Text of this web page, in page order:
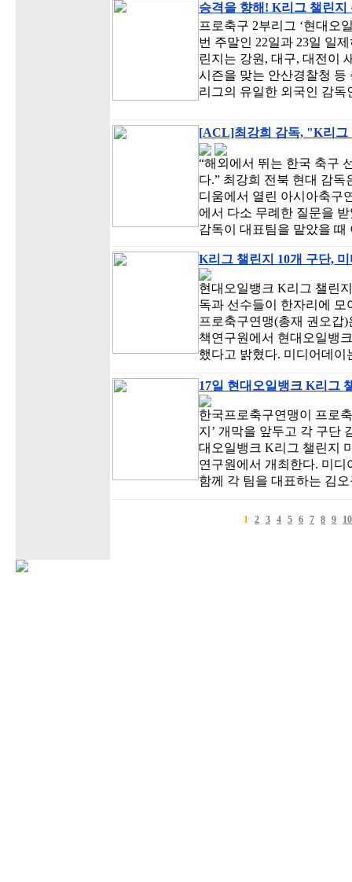
승격을 향해! K리그 챌린
프로축구 2부리그 ‘현대오
번 주말인 22일과 23일 일
린지는 강원, 대구, 대전이
시즌을 맞는 안산경찰청 등
리그의 유일한 외국인 감
[ACL]최강희 감독, "K리그
“해외에서 뛰는 한국 축구
다.” 최강희 전북 현대 감
디움에서 열린 아시아축구
에서 다소 무례한 질문을
감독이 대표팀을 맡았을
K리그 챌린지 10개 구단,
현대오일뱅크 K리그 챌린
독과 선수들이 한자리에
프로축구연맹(총재 권오갑
책연구원에서 현대오일뱅
했다고 밝혔다. 미디어데
17일 현대오일뱅크 K리그
한국프로축구연맹이 프로
지’ 개막을 앞두고 각 구단
대오일뱅크 K리그 챌린지
연구원에서 개최한다. 미
함께 각 팀을 대표하는 김
1 2 3 4 5 6 7 8 9 10